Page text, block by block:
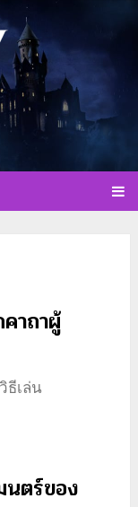
าถาผู้
วิธีเล่น
ตร์ของ